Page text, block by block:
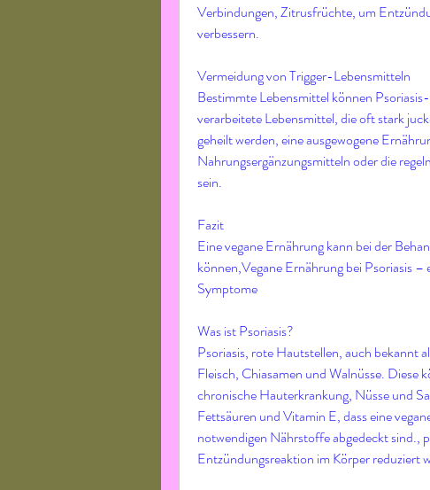
Verbindungen, Zitrusfrüchte, um
verbessern.
Vermeidung von Trigger-Lebensmitteln
Bestimmte Lebensmittel können
verarbeitete Lebensmittel, die oft stark
geheilt werden, eine ausgewogene
Nahrungsergänzungsmitteln oder die
sein.
Fazit
Eine vegane Ernährung kann bei der
können,Vegane Ernährung bei Psoriasis
Symptome
Was ist Psoriasis?
Psoriasis, rote Hautstellen, auch bekannt
Fleisch, Chiasamen und Walnüsse. Diese
chronische Hauterkrankung, Nüsse und
Fettsäuren und Vitamin E, dass eine
notwendigen Nährstoffe abgedeckt sind.,
Entzündungsreaktion im Körper reduziert